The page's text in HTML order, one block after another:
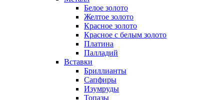
Белое золото
Желтое золото
Красное золото
Красное с белым золото
Платина
Палладий
Вставки
Бриллианты
Сапфиры
Изумруды
Топазы